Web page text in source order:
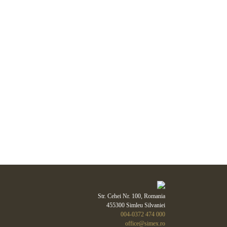
Str. Cehei Nr. 100, Romania
455300 Simleu Silvaniei
004-0372 474 000
office@simex.ro